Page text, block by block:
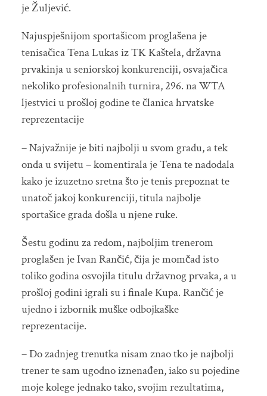
je Žuljević.
Najuspješnijom sportašicom proglašena je
tenisačica Tena Lukas iz TK Kaštela, državna
prvakinja u seniorskoj konkurenciji, osvajačica
nekoliko profesionalnih turnira, 296. na WTA
ljestvici u prošloj godine te članica hrvatske
reprezentacije
– Najvažnije je biti najbolji u svom gradu, a tek
onda u svijetu – komentirala je Tena te nadodala
kako je izuzetno sretna što je tenis prepoznat te
unatoč jakoj konkurenciji, titula najbolje
sportašice grada došla u njene ruke.
Šestu godinu za redom, najboljim trenerom
proglašen je Ivan Rančić, čija je momčad isto
toliko godina osvojila titulu državnog prvaka, a u
prošloj godini igrali su i finale Kupa. Rančić je
ujedno i izbornik muške odbojkaške
reprezentacije.
– Do zadnjeg trenutka nisam znao tko je najbolji
trener te sam ugodno iznenađen, iako su pojedine
moje kolege jednako tako, svojim rezultatima,